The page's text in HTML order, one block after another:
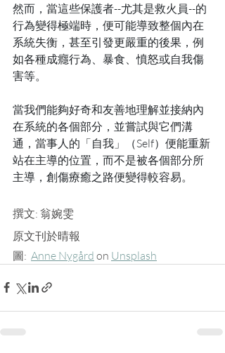
然而，當這些保護者--尤其是救火員--的
行為變得極端時，便可能導致整個內在
系統失衡，甚至引發更嚴重的後果，例
如各種成癮行為、暴食、憤怒或自我傷
害等。
當我們能夠好奇和友善地理解並接納內
在系統的各個部分，並嘗試與它們溝
通，當事人的「自我」（Self）便能重新
站在主導的位置，而不是被各個部分所
主導，創傷療癒之路便變得較容易。
撰文: 翁婉雯
原文刊於晴報
圖: Anne Nygård on Unsplash